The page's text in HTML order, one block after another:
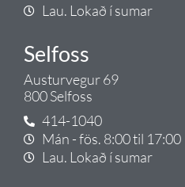
Lau. Lokað í sumar
Selfoss
Austurvegur 69
800 Selfoss
414-1040
Mán - fös. 8:00 til 17:00
Lau. Lokað í sumar